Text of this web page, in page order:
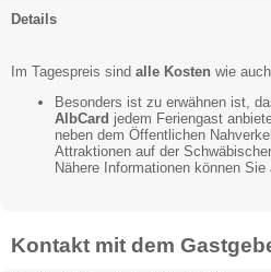
Details
Im Tagespreis sind alle Kosten wie
Besonders ist zu erwähnen ist,
AlbCard jedem Feriengast
neben dem Öffentlichen
Attraktionen auf der
Nähere Informationen können Sie
Kontakt mit dem